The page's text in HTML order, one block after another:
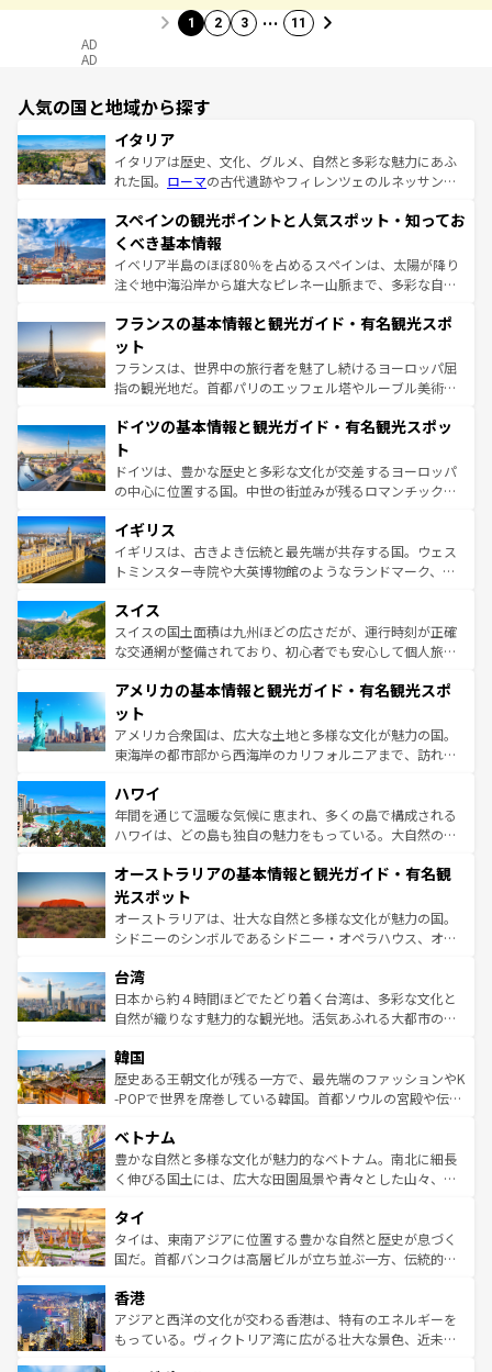
1 2 3 … 11
AD
AD
人気の国と地域から探す
イタリア
イタリアは歴史、文化、グルメ、自然と多彩な魅力にあふ
れた国。 ローマの古代遺跡やフィレンツェのルネッサンス
ろん、トスカーナの美しい田園風景やアマルフィ海岸の絶
景など、自然景観も見逃せない。観光の合間には、本場の
ピザやパスタなど、絶品のイタリア料理を堪能することも
できる。朝目覚めてから夜眠るまで、すべての瞬間を楽し
なお、新着のイタリア情報はコンテンツ一覧を参照してほ
しい。
スペインの観光ポイントと人気スポット・知ってお
くべき基本情報
イベリア半島のほぼ80％を占めるスペインは、太陽が降り
注ぐ地中海沿岸から雄大なピレネー山脈まで、多彩な自然
文化が根付くこの国では、情熱的なフラメンコ、熱気あふ
れる闘牛、そして美味しいタパスが生活の一部となってい
る。首都マドリードの洗練された雰囲気や、バルセロナの
アートに溢れた街角から、地方では古代ローマ遺跡や中世
せる。地方によって風土や気候が異なるスペインはその個
ンテンツ一覧 を参照してほしい。
フランスの基本情報と観光ガイド・有名観光スポ
ット
フランスは、世界中の旅行者を魅了し続けるヨーロッパ屈
指の観光地だ。首都パリのエッフェル塔やルーブル美術館
で、幅広い魅力が詰まっている。華麗な宮殿、歴史的な大
聖堂、美しいビーチ、そして豊かな自然が、訪れる者を心
から魅了する。また、フランスは美食の国としても知ら
れ、フランス料理はユネスコ無形文化遺産にも登録されて
香り高いラベンダー畑など、多彩な楽しみ方が可能だ。さ
らに、パリ以外の地域にも魅力が溢れており、どの街角に
も豊かな歴史と文化が息づいている。パリ以外の個性あふ
を参照してほしい。
ドイツの基本情報と観光ガイド・有名観光スポッ
ト
ドイツは、豊かな歴史と多彩な文化が交差するヨーロッパ
の中心に位置する国。中世の街並みが残るロマンチック街
顔を持つこの国は、どこを歩いても飽きることがない。ベ
ルリンの文化的活気、バイエルン州のアルプスの絶景、そ
してライン川沿いのワイン畑といった風景は必見。ビール
は、お酒好きな人にはぜひ体験してほしい。 なお、新着の
ドイツ情報はコンテンツ一覧を参照してほしい。
イギリス
イギリスは、古きよき伝統と最先端が共存する国。ウェス
トミンスター寺院や大英博物館のようなランドマーク、歴
リアごとに異なる魅力がある。また、優雅なアフタヌーン
ティー、ビール好きにはたまらない英国パブ、サッカー観
戦など、本場だからこそできる体験も豊富。イギリスを旅
ンツ一覧を参照してほしい。
スイス
スイスの国土面積は九州ほどの広さだが、運行時刻が正確
な交通網が整備されており、初心者でも安心して個人旅行
の建物がそのまま残る町や、スイスならではのユニークな
博物館もあり、アルプス観光だけでなく町歩きも満喫する
ことができる。国民の所得が高いため物価も高いが、旅行
者向けの交通パス提供のサービスもあり、うまく活用すれ
着のスイス情報は
アメリカの基本情報と観光ガイド・有名観光スポ
ット
アメリカ合衆国は、広大な土地と多様な文化が魅力の国。
東海岸の都市部から西海岸のカリフォルニアまで、訪れる
のような巨大都市は、観光、ショッピング、エンターテイ
ンメントが詰まった刺激的なスポットだ。一方、アメリカ
西部には大自然が広がり、グランドキャニオンやイエロー
部のニューオーリンズでは、音楽と美食が融合した独特の
文化が魅力。旅行者はアメリカの各地域で異なる魅力を楽
しみながら、その多様性と豊かな歴史を感じることができ
るだろう。車でのロードトリップや列車の旅も、アメリカ
情報は
ハワイ
年間を通じて温暖な気候に恵まれ、多くの島で構成される
ハワイは、どの島も独自の魅力をもっている。大自然の神
ワイ島は見逃せない。また、定番の観光地といえばオアフ
島だが、静かな自然を求めるならマウイ島やカウアイ島が
おすすめ。エメラルドグリーンに輝く海をはじめ、豊かな
文化や歴史が息づいている。「アロハスピリット」と呼ば
人々、おいしいローカルフードやハワイアンミュージッ
ク、伝統的なフラダンスなど、すべてがハワイの魅力を彩
っている。訪れるたびに新しい発見と感動が待っているハ
はコンテンツ一覧
オーストラリアの基本情報と観光ガイド・有名観
光スポット
オーストラリアは、壮大な自然と多様な文化が魅力の国。
シドニーのシンボルであるシドニー・オペラハウス、オー
リアリーフや大陸中央部にそびえるウルル（エアーズロッ
ク）、タスマニアの美しい原生林やケアンズの熱帯雨林な
ど、見どころがたくさん。また、カフェやワイン、オージ
いる。アクティビティも充実しており、サーフィンやダイ
ビング、ハイキングなど、アウトドア好きにはたまらな
い。オーストラリアの多彩な魅力を存分に味わいつくそ
参照してほしい。
台湾
日本から約４時間ほどでたどり着く台湾は、多彩な文化と
自然が織りなす魅力的な観光地。活気あふれる大都市の台
ン）、静ひつな山岳地帯である台湾東部など、都市の喧騒
と山間の静けさが共存しており、訪れる人に新しい発見と
驚きをもたらしてくれる。また、奥深い台湾の食文化も魅
容にもいいと評判のスイーツなど、バラエティ豊かな料理
が味わえる。 なお、新着の台湾情報は コンテンツ一覧を参
照してほしい。
韓国
歴史ある王朝文化が残る一方で、最先端のファッションやK
-POPで世界を席巻している韓国。首都ソウルの宮殿や伝統
き、地方に足を延ばせば四季折々の自然美を楽しむことが
できる。そして、キムチや焼肉、絶品のストリートフード
まで、さまざまな韓国料理が待っている。夜には、韓国な
リティに包まれながら、韓国の多彩な魅力を心ゆくまで味
わってみてほしい。 なお、新着の韓国情報はコンテンツ一
覧を参照してほしい。
ベトナム
豊かな自然と多様な文化が魅力的なベトナム。南北に細長
く伸びる国土には、広大な田園風景や青々とした山々、世
急速な発展と共に伝統が息づく。ハノイの古い町並みやホ
ーチミン市のフランス統治時代の建物も、独特の雰囲気を
醸し出している。また、バラエティの豊かさとおいしさで
とつ。フォーやバインミー、ベトナムコーヒーなどは、ぜ
ひ現地で味わいたい。どの地域を訪れてもあたたかい人々
が旅行者を迎えてくれるので、きっと忘れられない旅にな
タイ
タイは、東南アジアに位置する豊かな自然と歴史が息づく
国だ。首都バンコクは高層ビルが立ち並ぶ一方、伝統的な
の活気が交差している。北部ではチェンマイなどの山岳地
帯で自然と触れ合い、南部ではプーケットやクラビの美し
いビーチでリゾート気分を楽しむことができる。タイ料理
香港
アジアと西洋の文化が交わる香港は、特有のエネルギーを
もっている。ヴィクトリア湾に広がる壮大な景色、近未来